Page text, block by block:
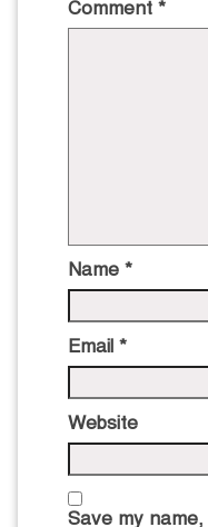
Comment *
Name *
Email *
Website
Save my